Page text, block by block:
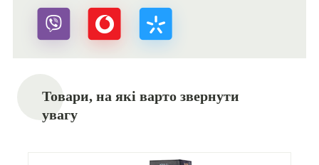
Товари, на які варто звернути
увагу